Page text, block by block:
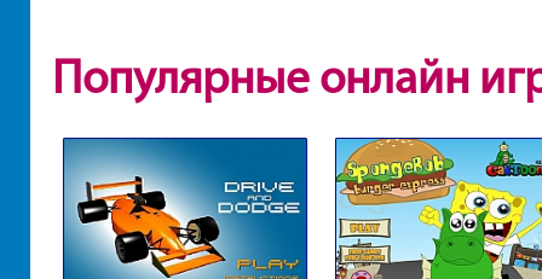
Популярные онлайн